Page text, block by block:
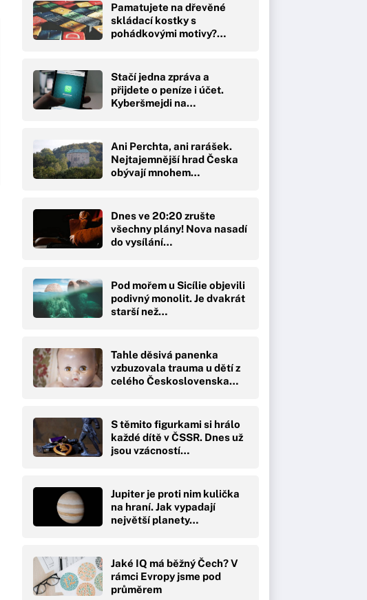
Pamatujete na dřevěné
skládací kostky s
pohádkovými motivy?…
Stačí jedna zpráva a
přijdete o peníze i účet.
Kyberšmejdi na…
Ani Perchta, ani rarášek.
Nejtajemnější hrad Česka
obývají mnohem…
Dnes ve 20:20 zrušte
všechny plány! Nova nasadí
do vysílání…
Pod mořem u Sicílie objevili
podivný monolit. Je dvakrát
starší než…
Tahle děsivá panenka
vzbuzovala trauma u dětí z
celého Československa…
S těmito figurkami si hrálo
každé dítě v ČSSR. Dnes už
jsou vzácností…
Jupiter je proti nim kulička
na hraní. Jak vypadají
největší planety…
Jaké IQ má běžný Čech? V
rámci Evropy jsme pod
průměrem